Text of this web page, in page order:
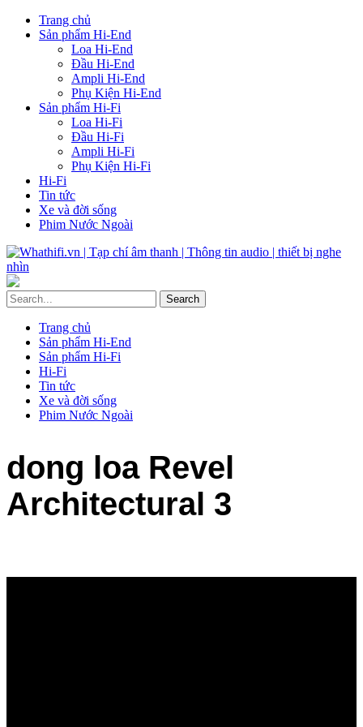
Trang chủ
Sản phẩm Hi-End
Loa Hi-End
Đầu Hi-End
Ampli Hi-End
Phụ Kiện Hi-End
Sản phẩm Hi-Fi
Loa Hi-Fi
Đầu Hi-Fi
Ampli Hi-Fi
Phụ Kiện Hi-Fi
Hi-Fi
Tin tức
Xe và đời sống
Phim Nước Ngoài
Trang chủ
Sản phẩm Hi-End
Sản phẩm Hi-Fi
Hi-Fi
Tin tức
Xe và đời sống
Phim Nước Ngoài
dong loa Revel
Architectural 3